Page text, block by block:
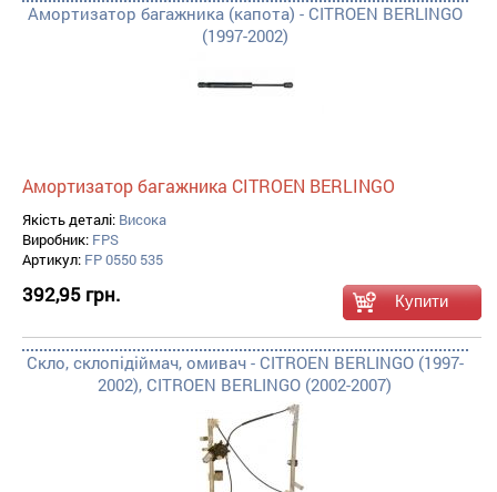
Амортизатор багажника (капота) - CITROEN BERLINGO
(1997-2002)
Амортизатор багажника CITROEN BERLINGO
Якість деталі: Висока
Виробник: FPS
Артикул: FP 0550 535
392,95 грн.
Скло, склопідіймач, омивач - CITROEN BERLINGO (1997-
2002), CITROEN BERLINGO (2002-2007)